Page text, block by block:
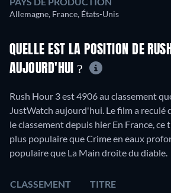
Allemagne, France, États-Unis
QUELLE EST LA POSITION DE
AUJOURD'HUI ?
Rush Hour 3 est 4906 au classement
JustWatch aujourd'hui. Le film a reculé
le classement depuis hier En France,
plus populaire que Crime en eaux
populaire que La Main droite du diable.
CLASSEMENT TITRE